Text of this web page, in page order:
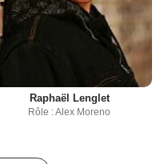
Raphaël Lenglet
Rôle : Alex Moreno